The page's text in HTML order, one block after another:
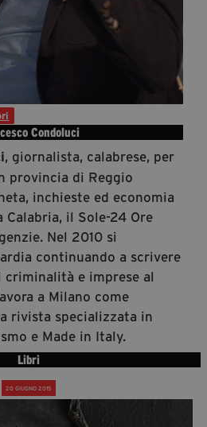
Condoluci
, giornalista, calabrese, per
provincia di Reggio
inchieste ed economia
Calabria, il Sole-24 Ore
Nel 2010 si
continuando a scrivere
criminalità e imprese al
a Milano come
rivista specializzata in
e Made in Italy.
Libri
20 GIUGNO 2015